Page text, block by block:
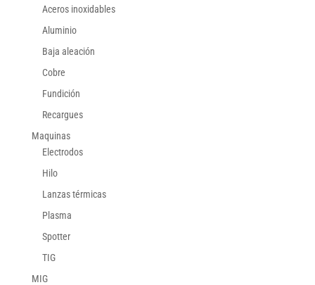
Aceros inoxidables
Aluminio
Baja aleación
Cobre
Fundición
Recargues
Maquinas
Electrodos
Hilo
Lanzas térmicas
Plasma
Spotter
TIG
MIG